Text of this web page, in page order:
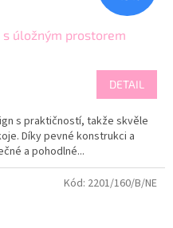
úložným prostorem
DETAIL
s praktičností, takže skvěle
Díky pevné konstrukci a
a pohodlné...
Kód: 2201/160/B/NE